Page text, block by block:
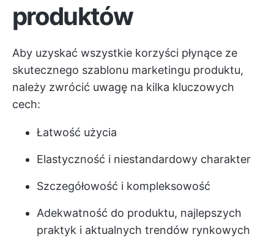
produktów
Aby uzyskać wszystkie korzyści płynące ze
skutecznego szablonu marketingu produktu,
należy zwrócić uwagę na kilka kluczowych
cech:
Łatwość użycia
Elastyczność i niestandardowy charakter
Szczegółowość i kompleksowość
Adekwatność do produktu, najlepszych
praktyk i aktualnych trendów rynkowych